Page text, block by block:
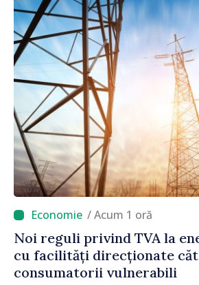
/ Acum 1 oră
Noi reguli privind TVA la
cu facilități direcționate
consumatorii vulnerabili